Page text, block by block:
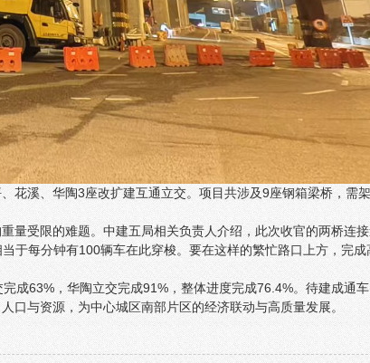
花溪、华陶3座改扩建互通立交。项目共涉及9座钢箱梁桥，需架
量受限的难题。中建五局相关负责人介绍，此次收官的两桥连
于每分钟有100辆车在此穿梭。要在这样的繁忙路口上方，完成
成63%，华陶立交完成91%，整体进度完成76.4%。待建成通车
口与资源，为中心城区南部片区的经济联动与高质量发展。